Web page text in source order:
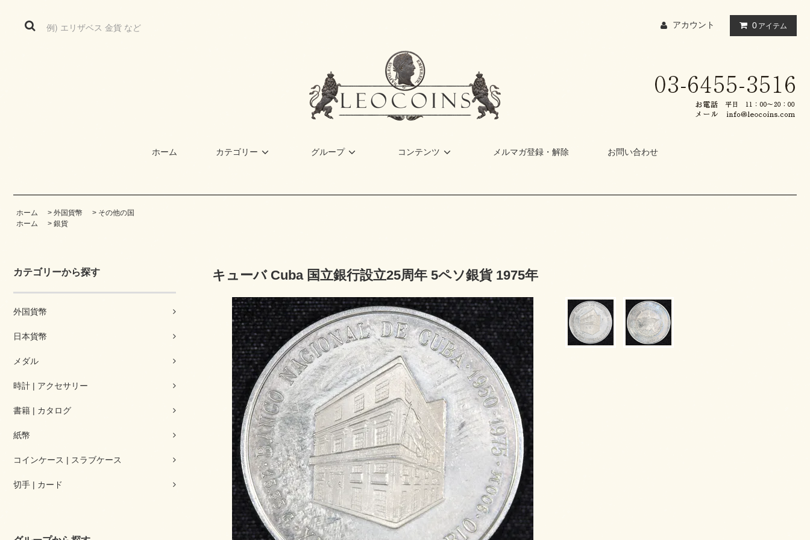
アカウント 0 アイテム
ホーム カテゴリー グループ コンテンツ メルマガ登録・解除 お問い合わせ
ホーム > 外国貨幣 > その他の国
ホーム
> 銀貨
カテゴリーから探す
外国貨幣
日本貨幣
メダル
時計 | アクセサリー
書籍 | カタログ
紙幣
コインケース | スラブケース
切手 | カード
キューバ Cuba 国立銀行設立25周年 5ペソ銀貨 1975年